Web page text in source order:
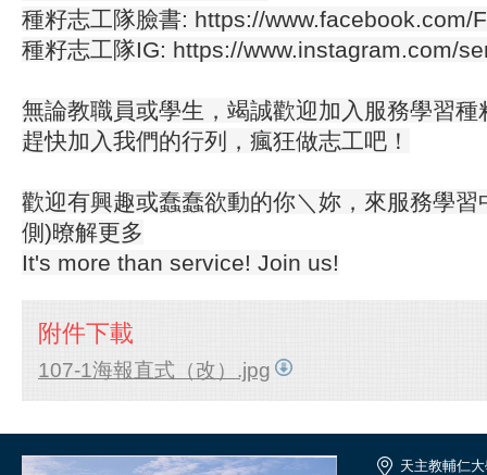
種籽志工隊臉書: https://www.facebook.com/
種籽志工隊IG: https://www.instagram.com/
無論教職員或學生，竭誠歡迎加入服務學習種
趕快加入我們的行列，瘋狂做志工吧！
歡迎有興趣或蠢蠢欲動的你＼妳，來服務學習
側)暸解更多
It's more than service! Join us!
附件下載
107-1海報直式（改）.jpg
天主教輔仁